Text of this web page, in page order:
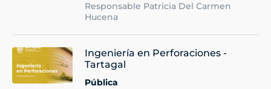
Responsable Patricia Del Carmen
Hucena
Ingeniería en Perforaciones -
Tartagal
Pública